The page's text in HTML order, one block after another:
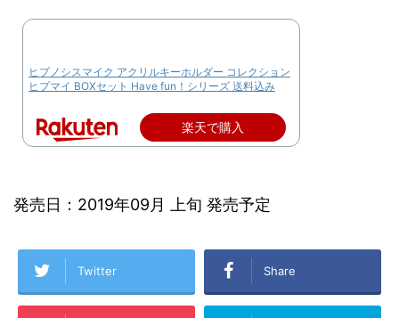
ヒプノシスマイク アクリルキーホルダー コレクション
ヒプマイ BOXセット Have fun！シリーズ 送料込み
楽天で購入
発売日：2019年09月 上旬 発売予定
Twitter Share